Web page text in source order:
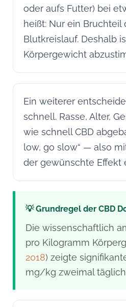
oder aufs Futter) bei
heißt: Nur ein
Blutkreislauf. Deshalb
Körpergewicht
Ein weiterer
schnell. Rasse, Alter,
wie schnell CBD
low, go slow“ — also
der gewünschte Effekt
💡 Grundregel der CBD
Die wissenschaftlich
pro Kilogramm
2018) zeigte
mg/kg zweimal